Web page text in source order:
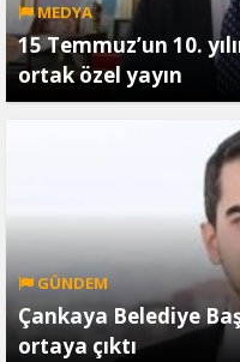
MEDYA
15 Temmuz’un 10.
ortak özel yayın
GÜNDEM
Çankaya Belediye
ortaya çıktı